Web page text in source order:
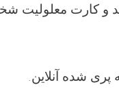
و کارت معلولیت
پری شده آنلاین.